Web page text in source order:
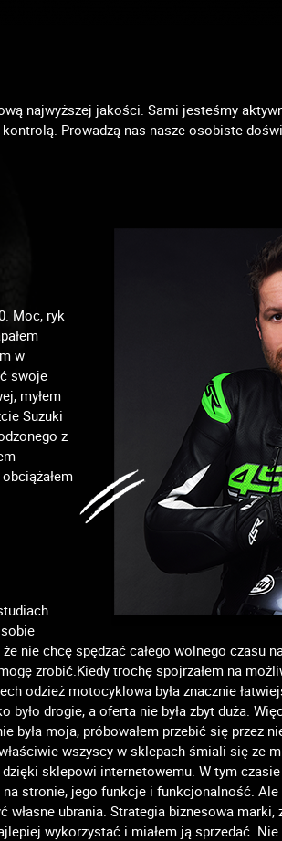
najwyższej jakości. Sami jesteśmy
Prowadzą nas nasze osobiste
Moc, ryk
w
swoje
myłem
Suzuki
z
że nie chcę spędzać całego wolnego czasu
zrobić.Kiedy trochę spojrzałem na
odzież motocyklowa była znacznie
było drogie, a oferta nie była zbyt duża.
była moja, próbowałem przebić się przez
wszyscy w sklepach śmiali się ze
dzięki sklepowi internetowemu. W tym
na stronie, jego funkcje i funkcjonalność.
własne ubrania. Strategia biznesowa marki,
wykorzystać i miałem ją sprzedać.